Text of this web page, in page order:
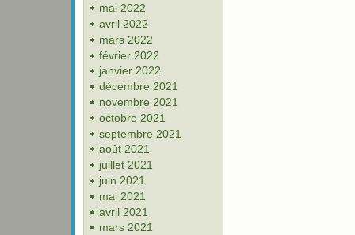
mai 2022
avril 2022
mars 2022
février 2022
janvier 2022
décembre 2021
novembre 2021
octobre 2021
septembre 2021
août 2021
juillet 2021
juin 2021
mai 2021
avril 2021
mars 2021